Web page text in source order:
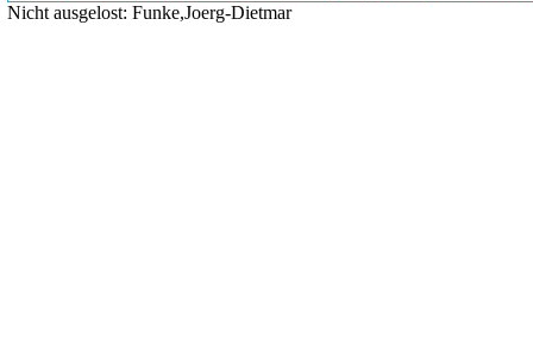
Nicht ausgelost: Funke,Joerg-Dietmar